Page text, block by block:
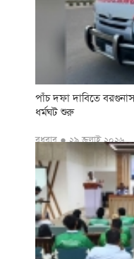
পাঁচ দফা দাবিতে
ধর্মঘট শুরু
বুধবার ● ২৯ জুলাই ২০২৬